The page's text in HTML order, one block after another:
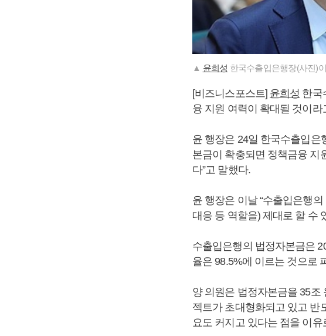
▲ 윤희성 한국수출입은행장(사진)
[비즈니스포스트] 윤희성 한국
융 지원 여력이 확대될 것이라
윤 행장은 24일 한국수츨입은
본금이 확충되면 정책금융 지
다”고 말했다.
윤 행장은 이날 “수출입은행
대응 등 역할을) 제대로 할 수
수출입은행의 법정자본금은
율은 98.5%에 이르는 것으로
양 의원은 법정자본금을 35조
젝트가 초대형화되고 있고 반
요도 커지고 있다는 점을 이유